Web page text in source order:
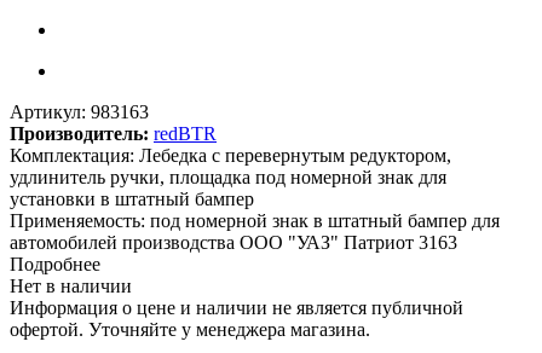
Артикул: 983163
Производитель: redBTR
Комплектация: Лебедка с перевернутым редуктором,
удлинитель ручки, площадка под номерной знак для
установки в штатный бампер
Применяемость: под номерной знак в штатный бампер для
автомобилей производства ООО "УАЗ" Патриот 3163
Подробнее
Нет в наличии
Информация о цене и наличии не является публичной
офертой. Уточняйте у менеджера магазина.